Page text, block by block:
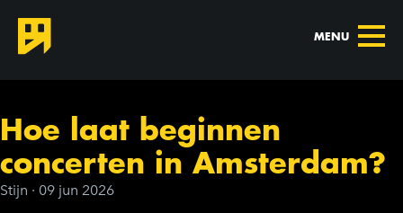
MENU
Hoe laat beginnen
concerten in Amsterdam?
Stijn · 09 jun 2026